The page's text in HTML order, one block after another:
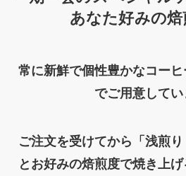
あなた好みの焙
常に新鮮で個性豊かなコー
でご用意してい
ご注文を受けてから「浅煎り
とお好みの焙煎度で焼き上